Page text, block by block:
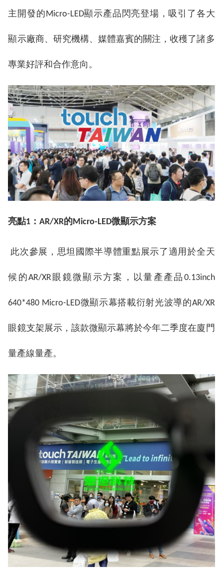
主開發的Micro-LED顯示產品閃亮登場，吸引了各大
顯示廠商、研究機構、媒體嘉賓的關注，收穫了諸多
專業好評和合作意向。
亮點1：AR/XR的Micro-LED微顯示方案
此次參展，思坦國際半導體重點展示了適用於全天
候的AR/XR眼鏡微顯示方案，以量產產品0.13inch
640*480 Micro-LED微顯示幕搭載衍射光波導的AR/XR
眼鏡支架展示，該款微顯示幕將於今年二季度在廈門
量產線量產。